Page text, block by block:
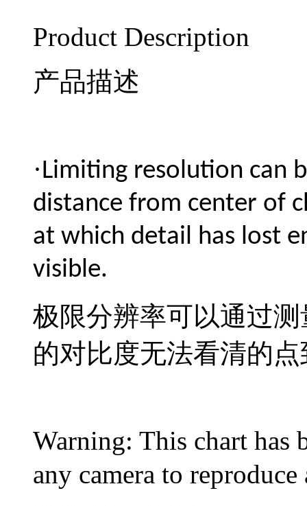
Product Description
产品描述
·Limiting resolution can
distance from center of
at which detail has lost
visible.
极限分辨率可以通过
的对比度无法看清的
Warning: This chart has
any camera to reproduce